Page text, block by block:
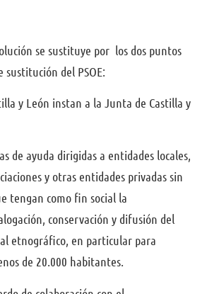
se sustituye por los dos puntos
del PSOE:
y León instan a la Junta de Castilla y
de ayuda dirigidas a entidades locales,
y otras entidades privadas sin
tengan como fin social la
conservación y difusión del
etnográfico, en particular para
de 20.000 habitantes.